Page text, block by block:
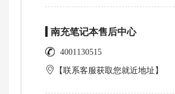
南充笔记本售后中心
4001130515
【联系客服获取您就近地址】